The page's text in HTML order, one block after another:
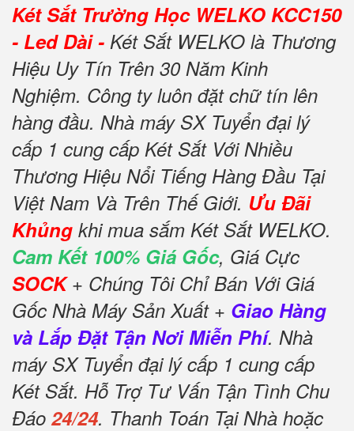
Két Sắt Trường Học WELKO KCC150
- Led Dài - Két Sắt WELKO là Thương
Hiệu Uy Tín Trên 30 Năm Kinh
Nghiệm. Công ty luôn đặt chữ tín lên
hàng đầu. Nhà máy SX Tuyển đại lý
cấp 1 cung cấp Két Sắt Với Nhiều
Thương Hiệu Nổi Tiếng Hàng Đầu Tại
Việt Nam Và Trên Thế Giới. Ưu Đãi
Khủng khi mua sắm Két Sắt WELKO.
Cam Kết 100% Giá Gốc, Giá Cực
SOCK+ Chúng Tôi Chỉ Bán Với Giá
Gốc Nhà Máy Sản Xuất + Giao Hàng
và Lắp Đặt Tận Nơi Miễn Phí. Nhà
máy SX Tuyển đại lý cấp 1 cung cấp
Két Sắt. Hỗ Trợ Tư Vấn Tận Tình Chu
Đáo 24/24. Thanh Toán Tại Nhà hoặc